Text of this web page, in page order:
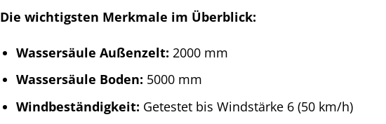
Die wichtigsten Merkmale im Überblick:
Wassersäule Außenzelt: 2000 mm
Wassersäule Boden: 5000 mm
Windbeständigkeit: Getestet bis Windstärke 6 (50 km/h)